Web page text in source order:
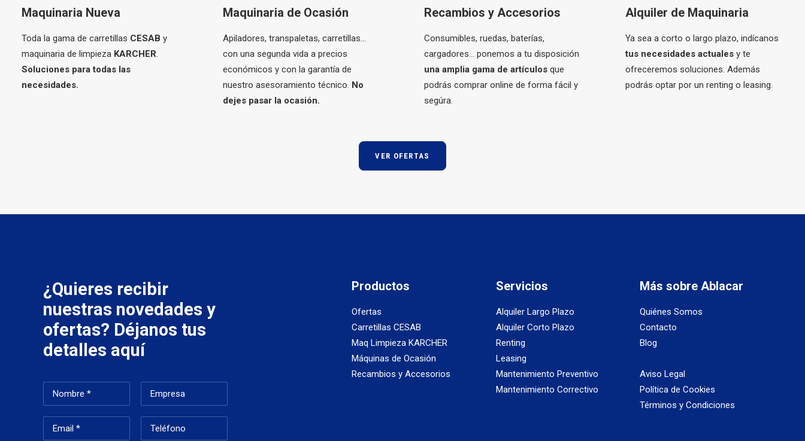
Maquinaria Nueva
Toda la gama de carretillas CESAB y
maquinaria de limpieza KARCHER.
Soluciones para todas las
necesidades.
Maquinaria de Ocasión
Apiladores, transpaletas, carretillas…
con una segunda vida a precios
económicos y con la garantía de
nuestro asesoramiento técnico. No
dejes pasar la ocasión.
Recambios y Accesorios
Consumibles, ruedas, baterías,
cargadores… ponemos a tu disposición
una amplia gama de artículos que
podrás comprar online de forma fácil y
segúra.
Alquiler de Maquinaria
Ya sea a corto o largo plazo, indícanos
tus necesidades actuales y te
ofreceremos soluciones. Además
podrás optar por un renting o leasing.
VER OFERTAS
¿Quieres recibir
nuestras novedades y
ofertas? Déjanos tus
detalles aquí
Productos
Ofertas
Carretillas CESAB
Maq Limpieza KARCHER
Máquinas de Ocasión
Recambios y Accesorios
Servicios
Alquiler Largo Plazo
Alquiler Corto Plazo
Renting
Leasing
Mantenimiento Preventivo
Mantenimiento Correctivo
Más sobre Ablacar
Quiénes Somos
Contacto
Blog
Aviso Legal
Política de Cookies
Términos y Condiciones